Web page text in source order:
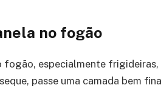
no fogão
fogão, especialmente frigideiras,
passe uma camada bem